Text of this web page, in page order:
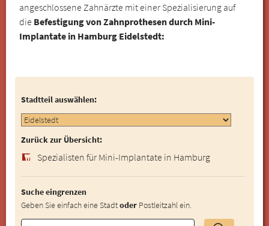
angeschlossene Zahnärzte mit einer Spezialisierung auf
die Befestigung von Zahnprothesen durch Mini-
Implantate in Hamburg Eidelstedt:
Stadtteil auswählen:
Zurück zur Übersicht:
Spezialisten für Mini-Implantate in Hamburg
Suche eingrenzen
Geben Sie einfach eine Stadtoder Postleitzahl ein.